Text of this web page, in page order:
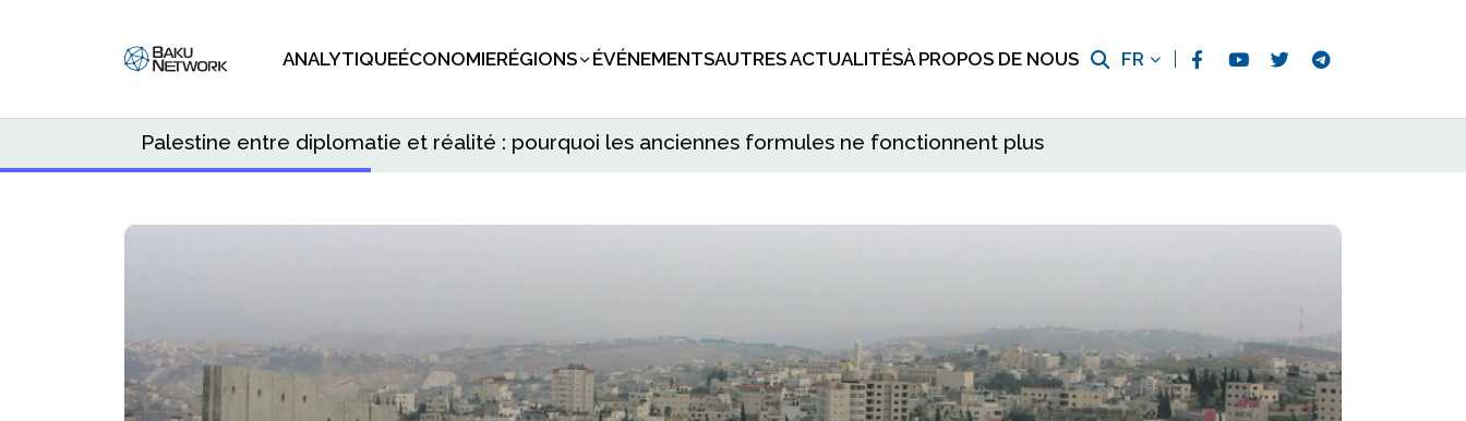
ANALYTIQUEÉCONOMIERÉGIONS ÉVÉNEMENTSAUTRES ACTUALITÉSÀ PROPOS DE NOUS FR
Palestine entre diplomatie et réalité : pourquoi les anciennes formules ne fonctionnent plus